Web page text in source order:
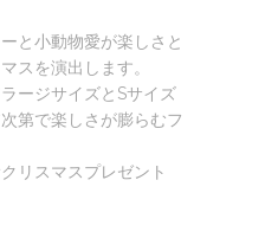
と小動物愛が楽しさと
スを演出します。
ージサイズとSサイズ
第で楽しさが膨らむフ
リスマスプレゼント